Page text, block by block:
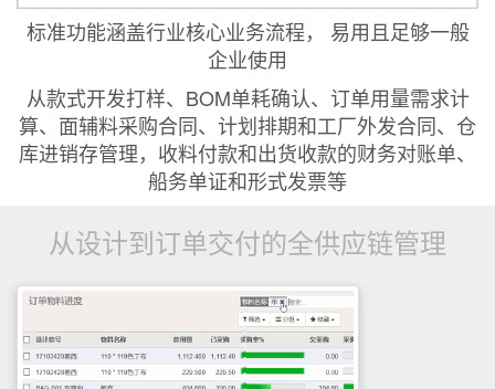
标准功能涵盖行业核心业务流程， 易用且足够一般
企业使用
从款式开发打样、BOM单耗确认、订单用量需求计
算、面辅料采购合同、计划排期和工厂外发合同、仓
库进销存管理，收料付款和出货收款的财务对账单、
船务单证和形式发票等
从设计到订单交付的全供应链管理